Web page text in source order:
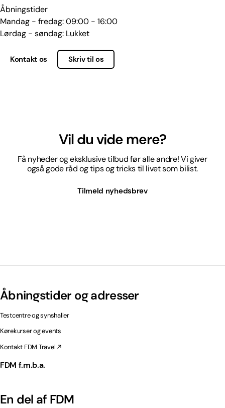
Åbningstider
Mandag - fredag: 09:00 - 16:00
Lørdag - søndag: Lukket
Kontakt os Skriv til os
Vil du vide mere?
Få nyheder og eksklusive tilbud før alle andre! Vi giver
også gode råd og tips og tricks til livet som bilist.
Tilmeld nyhedsbrev
Åbningstider og adresser
Testcentre og synshaller
Kørekurser og events
Kontakt FDM Travel
FDM f.m.b.a.
En del af FDM